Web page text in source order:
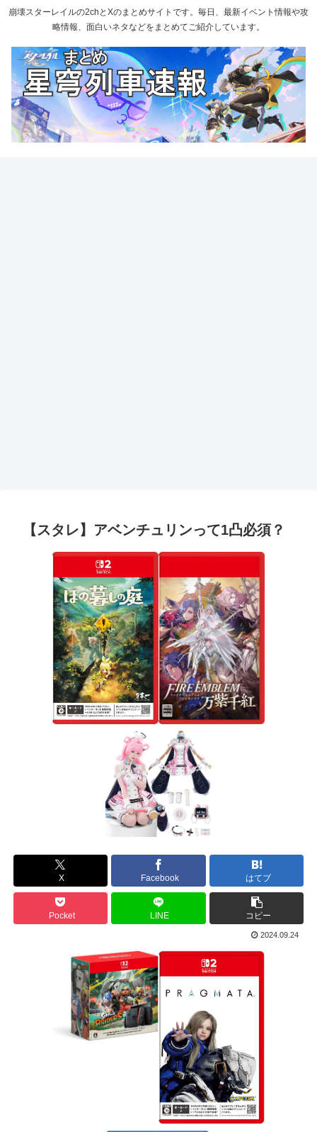
崩壊スターレイルの2chとXのまとめサイトです。毎日、最新イベント情報や攻
略情報、面白いネタなどをまとめてご紹介しています。
【スタレ】アベンチュリンって1凸必須？
X Facebook はてブ
Pocket LINE コピー
2024.09.24